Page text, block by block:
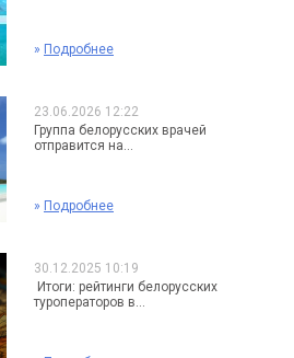
» Подробнее
23.06.2026 12:22
Группа белорусских врачей
отправится на...
» Подробнее
30.12.2025 10:19
Итоги: рейтинги белорусских
туроператоров в...